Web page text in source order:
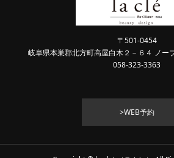
〒501-0454
岐阜県本巣郡北方町高屋白木２－６４ ノー
058-323-3363
>WEB予約